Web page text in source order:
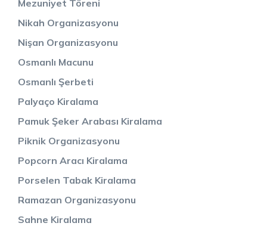
Mezuniyet Töreni
Nikah Organizasyonu
Nişan Organizasyonu
Osmanlı Macunu
Osmanlı Şerbeti
Palyaço Kiralama
Pamuk Şeker Arabası Kiralama
Piknik Organizasyonu
Popcorn Aracı Kiralama
Porselen Tabak Kiralama
Ramazan Organizasyonu
Sahne Kiralama